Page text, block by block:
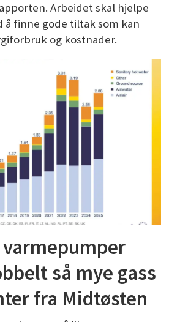
Arbeidet skal hjelpe
finne gode tiltak som kan
og kostnader.
så mye gass
fra Midtøsten